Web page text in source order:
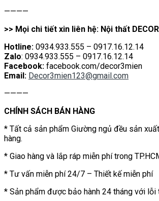
————
>> Mọi chi tiết xin liên hệ: Nội thất
Hotline: 0934.933.555 – 0917.16.12.14
Zalo: 0934.933.555 – 0917.16.12.14
Facebook: facebook.com/decor3mien
Email: Decor3mien123@gmail.com
————
CHÍNH SÁCH BÁN HÀNG
* Tất cả sản phẩm Giường ngủ đều sản
hàng.
* Giao hàng và lắp ráp miễn phí trong
* Tư vấn miễn phí 24/7 – Thiết kế miễn phí
* Sản phẩm được bảo hành 24 tháng với lỗi